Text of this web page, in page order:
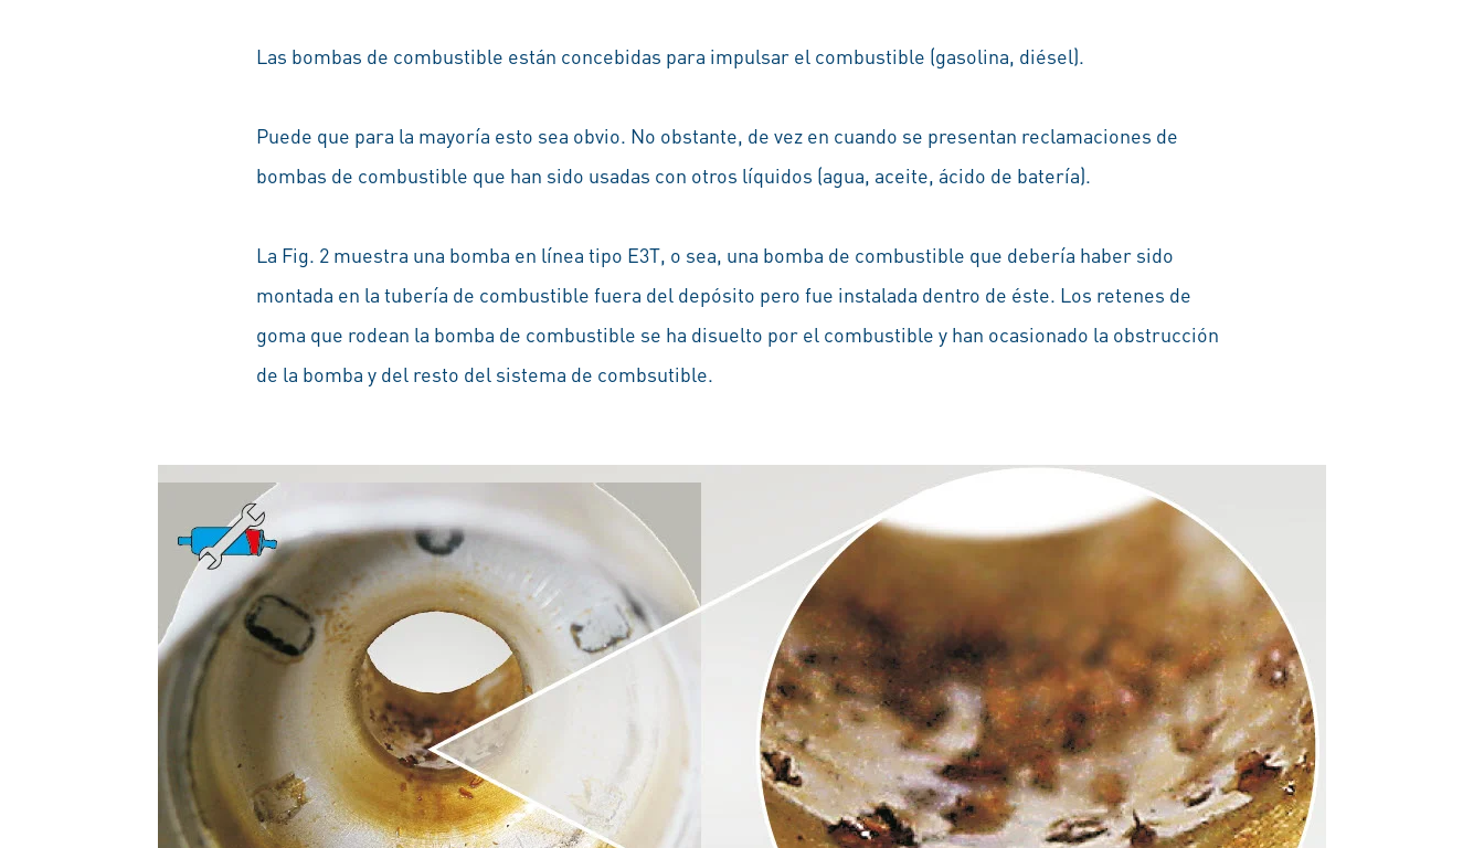
Las bombas de combustible están concebidas para impulsar el combustible (gasolina, diésel).
Puede que para la mayoría esto sea obvio. No obstante, de vez en cuando se presentan reclamaciones de
bombas de combustible que han sido usadas con otros líquidos (agua, aceite, ácido de batería).
La Fig. 2 muestra una bomba en línea tipo E3T, o sea, una bomba de combustible que debería haber sido
montada en la tubería de combustible fuera del depósito pero fue instalada dentro de éste. Los retenes de
goma que rodean la bomba de combustible se ha disuelto por el combustible y han ocasionado la obstrucción
de la bomba y del resto del sistema de combsutible.